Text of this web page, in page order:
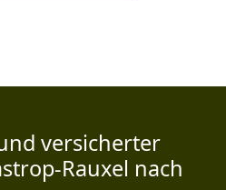
versicherter
Rauxel nach